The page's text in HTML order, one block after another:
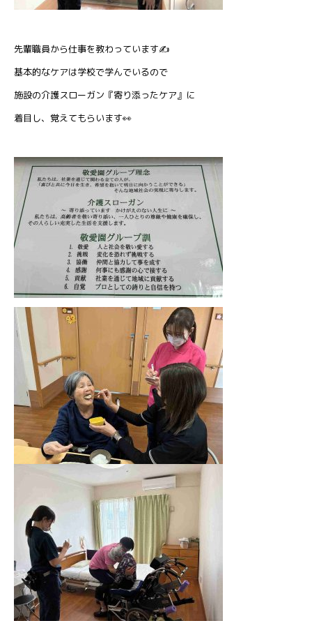
先輩職員から仕事を教わっています✍️
基本的なケアは学校で学んでいるので
施設の介護スローガン『寄り添ったケア』に
着目し、覚えてもらいます👀